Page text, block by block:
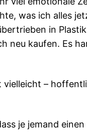
was ich alles
in
neu kaufen. Es
–
je jemand